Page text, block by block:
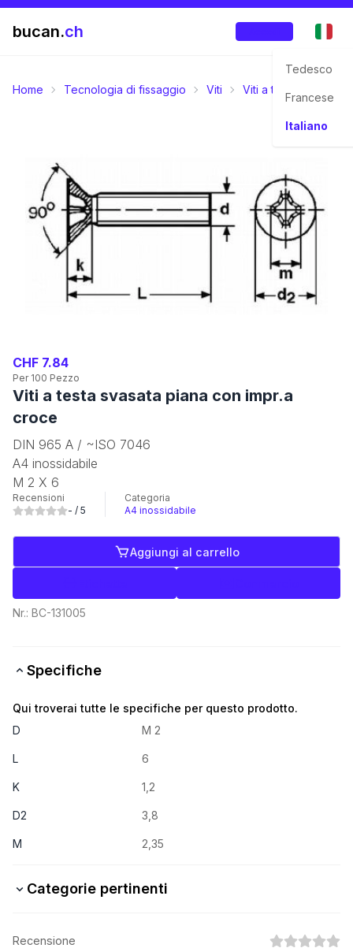
bucan.ch
Tedesco
Francese
Italiano
Home Tecnologia di fissaggio Viti Viti a testa svasata
CHF 7.84
Per 100 Pezzo
Viti a testa svasata piana con impr.a
croce
DIN 965 A / ~ISO 7046
A4 inossidabile
M 2 X 6
Recensioni
- / 5
Categoria
A4 inossidabile
Aggiungi al carrello
Nr.: BC-131005
Specifiche
Qui troverai tutte le specifiche per questo prodotto.
D
M 2
L 6
K 1,2
D2 3,8
M 2,35
Categorie pertinenti
4.8 Stahl verzinkt
Recensione